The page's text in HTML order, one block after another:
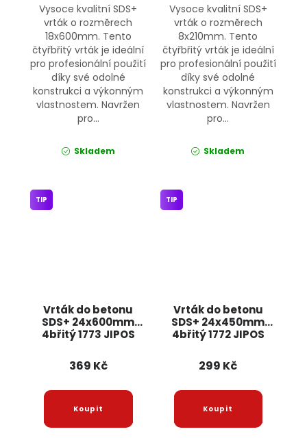
Vysoce kvalitní SDS+
vrták o rozměrech
18x600mm. Tento
čtyřbřitý vrták je ideální
pro profesionální použití
díky své odolné
konstrukci a výkonným
vlastnostem. Navržen
pro...
Skladem
Vysoce kvalitní SDS+
vrták o rozměrech
8x210mm. Tento
čtyřbřitý vrták je ideální
pro profesionální použití
díky své odolné
konstrukci a výkonným
vlastnostem. Navržen
pro...
Skladem
Vrták do betonu
SDS+ 24x600mm
4břitý 1773 JIPOS
TIP
369 Kč
Vrták do betonu
SDS+ 24x450mm
4břitý 1772 JIPOS
TIP
299 Kč